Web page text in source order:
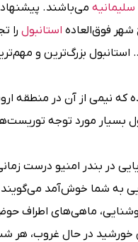
می‌باشند. پیشنهاد
شهر فوق‌العاده استانبول را
بزرگ‌ترین و
نیمی از آن در منطقه
بسیار مورد توجه
در بندر امنیو درست
به شما خوش‌آمد
روشنایی، ماهی‌های
خورشید در حال غروب، هر